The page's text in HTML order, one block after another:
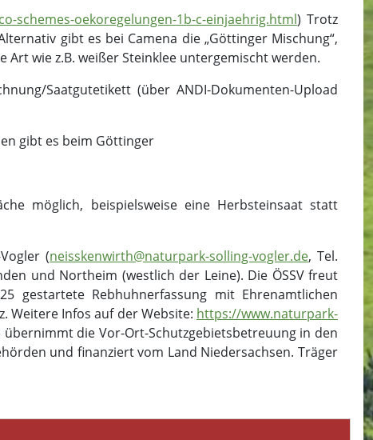
schemes-oekoregelungen-1b-c-einjaehrig.html) Trotz
gibt es bei Camena die „Göttinger Mischung“,
wie z.B. weißer Steinklee untergemischt werden.
Saatgutetikett (über ANDI-Dokumenten-Upload
gibt es beim Göttinger
möglich, beispielsweise eine Herbsteinsaat statt
(neisskenwirth@naturpark-solling-vogler.de, Tel.
und Northeim (westlich der Leine). Die ÖSSV freut
gestartete Rebhuhnerfassung mit Ehrenamtlichen
Weitere Infos auf der Website: https://www.naturpark-
übernimmt die Vor-Ort-Schutzgebietsbetreuung in den
und finanziert vom Land Niedersachsen. Träger